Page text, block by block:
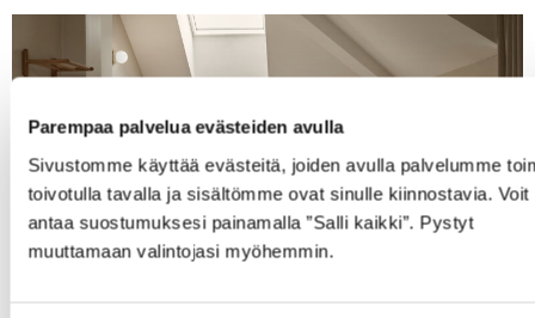
Parempaa palvelua evästeiden avulla
Sivustomme käyttää evästeitä, joiden avulla palvelumme
toivotulla tavalla ja sisältömme ovat sinulle kiinnostavia. Voit
antaa suostumuksesi painamalla ”Salli kaikki”. Pystyt
muuttamaan valintojasi myöhemmin.